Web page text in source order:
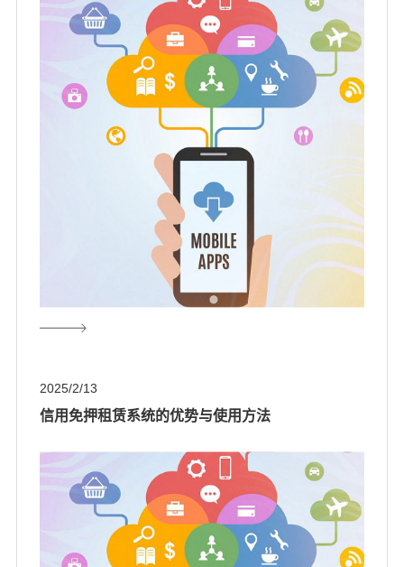
2025/2/13
信用免押租赁系统的优势与使用方法